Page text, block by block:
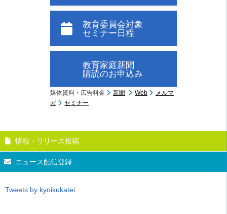
教育委員会対象
セミナー日程
教育家庭新聞
購読のお申込み
媒体資料・広告料金 新聞 Web
メルマ
ガ
セミナー
情報・リリース投稿
ニュース配信登録
Tweets by kyoikukatei